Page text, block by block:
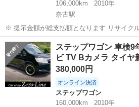
106,000km
2010年
奈古駅
※ 提示金額が総支払額となります リサイク
まず支払い能力がない、約束を守れない、
らない質問、値引き交渉をされる方はコメ
ださい。もしされた場合はブロッ...
山口 萩市 ライフ 車両
ステップワゴン 車検9
ビ TV Bカメラ タイヤ
380,000円
オンライン決済
ステップワゴン
160,000km
2010年